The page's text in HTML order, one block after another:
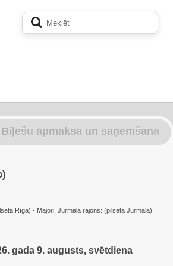
Biļešu apmaksa un saņemšana
Rīga) - Majori, Jūrmala rajons: (pilsēta Jūrmala)
gada 9. augusts, svētdiena